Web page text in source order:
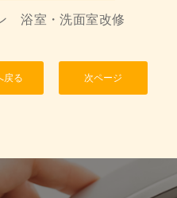
浴室・洗面室改修
戻る 次ページ